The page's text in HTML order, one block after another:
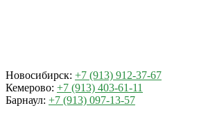
Новосибирск: +7 (913) 912-37-67
Кемерово: +7 (913) 403-61-11
Барнаул: +7 (913) 097-13-57